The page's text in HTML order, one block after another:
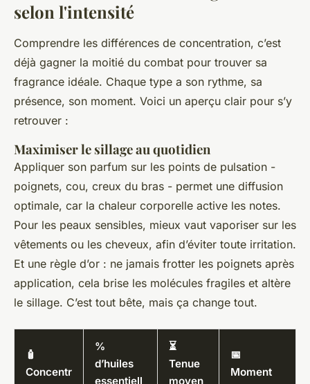
selon l'intensité
Comprendre les différences de concentration, c’est
déjà gagner la moitié du combat pour trouver sa
fragrance idéale. Chaque type a son rythme, sa
présence, son moment. Voici un aperçu clair pour s’y
retrouver :
Maximiser le sillage au quotidien
Appliquer son parfum sur les points de pulsation -
poignets, cou, creux du bras - permet une diffusion
optimale, car la chaleur corporelle active les notes.
Pour les peaux sensibles, mieux vaut vaporiser sur les
vêtements ou les cheveux, afin d’éviter toute irritation.
Et une règle d’or : ne jamais frotter les poignets après
application, cela brise les molécules fragiles et altère
le sillage. C’est tout bête, mais ça change tout.
🧴
Concentr
%
d’huiles
essentiell
⏳
Tenue
moyen
📅
Moment